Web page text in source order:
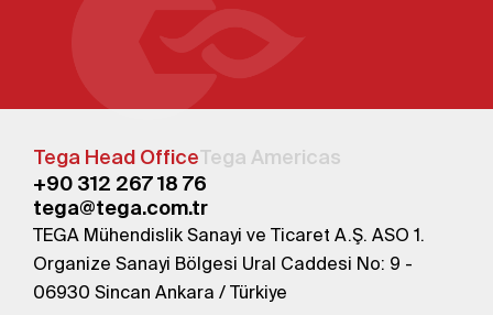
Tega Head OfficeTega Americas
+90 312 267 18 76
tega@tega.com.tr
TEGA Mühendislik Sanayi ve Ticaret A.Ş. ASO 1.
Organize Sanayi Bölgesi Ural Caddesi No: 9 -
06930 Sincan Ankara / Türkiye